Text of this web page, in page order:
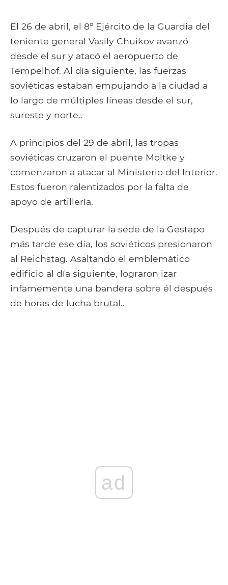
El 26 de abril, el 8º Ejército de la Guardia del
teniente general Vasily Chuikov avanzó
desde el sur y atacó el aeropuerto de
Tempelhof. Al día siguiente, las fuerzas
soviéticas estaban empujando a la ciudad a
lo largo de múltiples líneas desde el sur,
sureste y norte..
A principios del 29 de abril, las tropas
soviéticas cruzaron el puente Moltke y
comenzaron a atacar al Ministerio del Interior.
Estos fueron ralentizados por la falta de
apoyo de artillería.
Después de capturar la sede de la Gestapo
más tarde ese día, los soviéticos presionaron
al Reichstag. Asaltando el emblemático
edificio al día siguiente, lograron izar
infamemente una bandera sobre él después
de horas de lucha brutal..
ad